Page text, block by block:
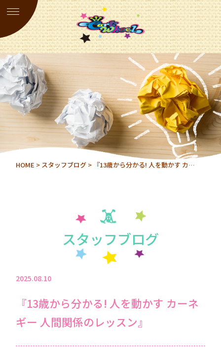
HOME > スタッフブログ > 『13歳から分かる! 人を動かす カ…
スタッフブログ
2025.08.10
『13歳から分かる! 人を動かす カーネ
ギー 人間関係のレッスン』